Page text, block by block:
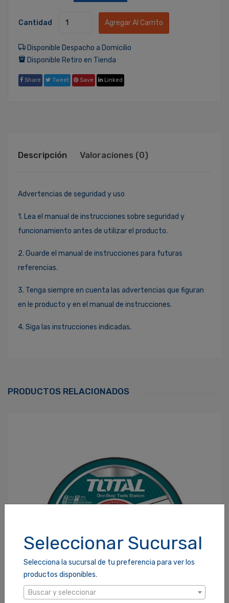
Seleccionar Sucursal
Selecciona la sucursal de tu preferencia para ver los
productos disponibles.
Buscar y seleccionar
Cantidad Agregar Al Carrito
Disponible Despacho a Domicilio
Disponible Retiro en Tienda
Share Tweet Save Linked
Descripción Valoraciones (0)
Advertencias de seguridad y uso
1. Lea el manual de instrucciones sobre seguridad y
funcionamiento antes de utilizar el producto.
2. Guarde el manual de instrucciones para futuras
referencias.
3. Tenga siempre en cuenta las advertencias que figuran
en le producto y en el manual de instrucciones.
4. Siga las instrucciones indicadas.
¿Olvidaste tu Contraseña?
Recordarme ACCEDER
PRODUCTOS RELACIONADOS